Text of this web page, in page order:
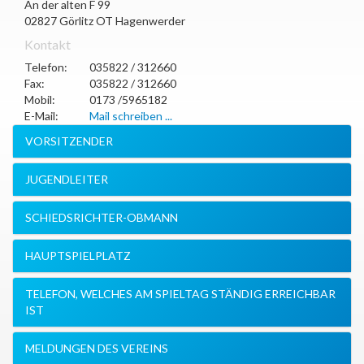
An der alten F 99
02827Görlitz OT Hagenwerder
Kontakt
Telefon:
035822 / 312660
Fax:
035822 / 312660
Mobil:
0173 /5965182
E-Mail:
Mail schreiben ...
VORSITZENDER
JUGENDLEITER
SCHIEDSRICHTER-OBMANN
HAUPTSPIELPLATZ
TELEFON, WELCHES AM SPIELTAG STÄNDIG ERREICHBAR
IST
MELDUNGEN DES VEREINS